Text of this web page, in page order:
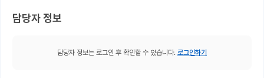
담당자 정보
담당자 정보는 로그인 후 확인할 수 있습니다. 로그인하기